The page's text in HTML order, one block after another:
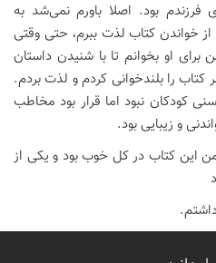
فرزندم بود. اصلا باورم نمی‌شد به
خواندن کتاب لذت ببرم، حتی وقتی
او بخوانم تا با شنیدن داستان
کتاب را بلندخوانی کردم و لذت بردم.
کودکان نبود اما قرار بود مخاطب
و زیبایی بود.
این کتاب در کل خوب بود و یکی از